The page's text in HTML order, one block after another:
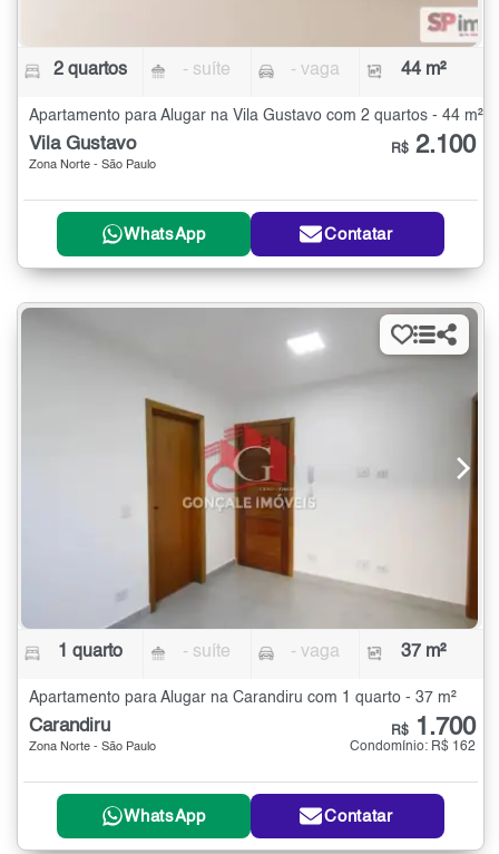
2 quartos - suíte - vaga 44 m²
Apartamento para Alugar na Vila Gustavo com 2 quartos - 44 m²
Vila Gustavo
Zona Norte - São Paulo
R$ 2.100
WhatsApp Contatar
1 quarto - suíte - vaga 37 m²
Apartamento para Alugar na Carandiru com 1 quarto - 37 m²
Carandiru
Zona Norte - São Paulo
R$ 1.700
Condomínio: R$ 162
WhatsApp Contatar